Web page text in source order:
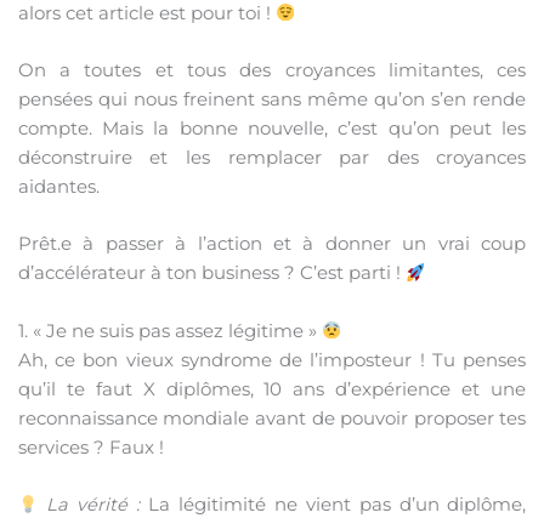
alors cet article est pour toi !
On a toutes et tous des croyances limitantes, ces
pensées qui nous freinent sans même qu’on s’en rende
compte. Mais la bonne nouvelle, c’est qu’on peut les
déconstruire et les remplacer par des croyances
aidantes.
Prêt.e à passer à l’action et à donner un vrai coup
d’accélérateur à ton business ? C’est parti !
1. « Je ne suis pas assez légitime »
Ah, ce bon vieux syndrome de l’imposteur ! Tu penses
qu’il te faut X diplômes, 10 ans d’expérience et une
reconnaissance mondiale avant de pouvoir proposer tes
services ? Faux !
La vérité :La légitimité ne vient pas d’un diplôme,